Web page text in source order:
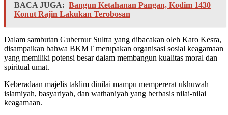
BACA JUGA: Bangun Ketahanan Pangan, Kodim 1430
Konut Rajin Lakukan Terobosan
Dalam sambutan Gubernur Sultra yang dibacakan oleh Karo Kesra,
disampaikan bahwa BKMT merupakan organisasi sosial keagamaan
yang memiliki potensi besar dalam membangun kualitas moral dan
spiritual umat.
Keberadaan majelis taklim dinilai mampu mempererat ukhuwah
islamiyah, basyariyah, dan wathaniyah yang berbasis nilai-nilai
keagamaan.